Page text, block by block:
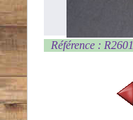
Référence : R2601